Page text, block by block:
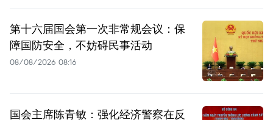
第十六届国会第一次非常规会议：保
障国防安全，不妨碍民事活动
08/08/2026 08:16
国会主席陈青敏：强化经济警察在反